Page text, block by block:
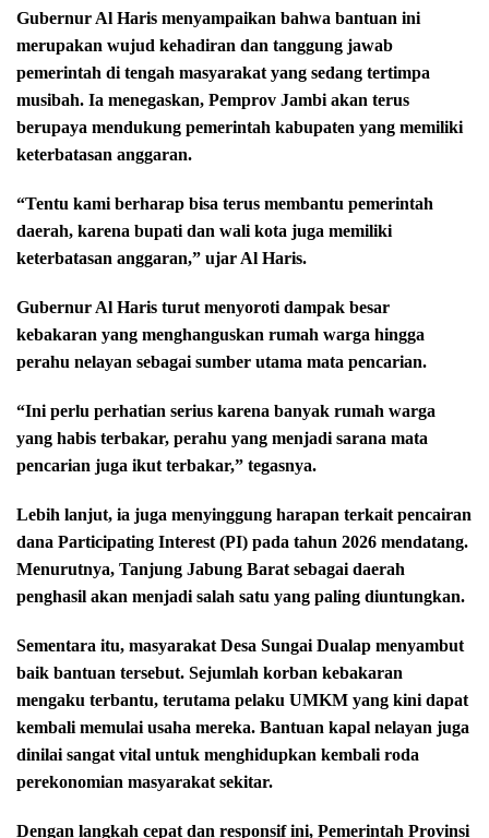
Gubernur Al Haris menyampaikan bahwa bantuan ini
merupakan wujud kehadiran dan tanggung jawab
pemerintah di tengah masyarakat yang sedang tertimpa
musibah. Ia menegaskan, Pemprov Jambi akan terus
berupaya mendukung pemerintah kabupaten yang memiliki
keterbatasan anggaran.
“Tentu kami berharap bisa terus membantu pemerintah
daerah, karena bupati dan wali kota juga memiliki
keterbatasan anggaran,” ujar Al Haris.
Gubernur Al Haris turut menyoroti dampak besar
kebakaran yang menghanguskan rumah warga hingga
perahu nelayan sebagai sumber utama mata pencarian.
“Ini perlu perhatian serius karena banyak rumah warga
yang habis terbakar, perahu yang menjadi sarana mata
pencarian juga ikut terbakar,” tegasnya.
Lebih lanjut, ia juga menyinggung harapan terkait pencairan
dana Participating Interest (PI) pada tahun 2026 mendatang.
Menurutnya, Tanjung Jabung Barat sebagai daerah
penghasil akan menjadi salah satu yang paling diuntungkan.
Sementara itu, masyarakat Desa Sungai Dualap menyambut
baik bantuan tersebut. Sejumlah korban kebakaran
mengaku terbantu, terutama pelaku UMKM yang kini dapat
kembali memulai usaha mereka. Bantuan kapal nelayan juga
dinilai sangat vital untuk menghidupkan kembali roda
perekonomian masyarakat sekitar.
Dengan langkah cepat dan responsif ini, Pemerintah Provinsi